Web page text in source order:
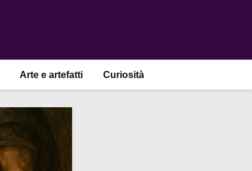
Arte e artefatti Curiosità